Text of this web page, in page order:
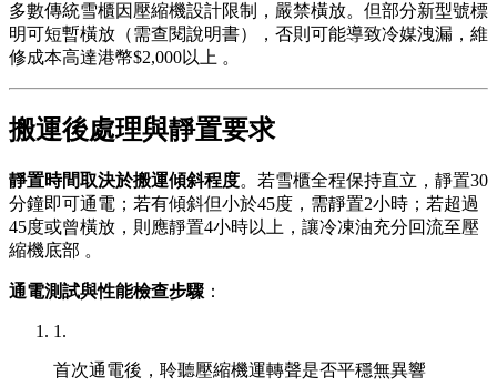
多數傳統雪櫃因壓縮機設計限制，嚴禁橫放。但部分新型號標
明可短暫橫放（需查閱說明書），否則可能導致冷媒洩漏，維
修成本高達港幣$2,000以上 。
搬運後處理與靜置要求
靜置時間取決於搬運傾斜程度。若雪櫃全程保持直立，靜置30
分鐘即可通電；若有傾斜但小於45度，需靜置2小時；若超過
45度或曾橫放，則應靜置4小時以上，讓冷凍油充分回流至壓
縮機底部 。
通電測試與性能檢查步驟 ：
1.
首次通電後，聆聽壓縮機運轉聲是否平穩無異響